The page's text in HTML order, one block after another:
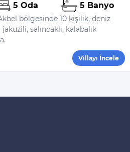
5 Oda 5 Banyo
bölgesinde 10 kişilik, deniz
salıncaklı, kalabalık
Villayı İncele